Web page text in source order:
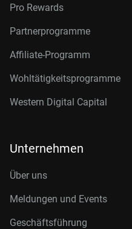
Pro Rewards
Partnerprogramme
Affiliate-Programm
Wohltätigkeitsprogramme
Western Digital Capital
Unternehmen
Über uns
Meldungen und Events
Geschäftsführung